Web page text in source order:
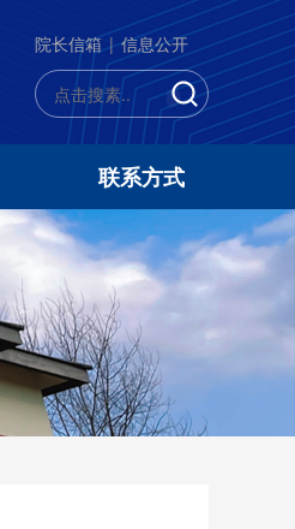
院长信箱|信息公开
联系方式